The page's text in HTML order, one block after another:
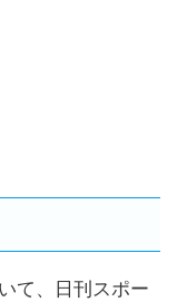
て、日刊スポー